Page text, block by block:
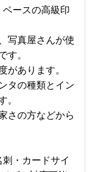
ースの高級印
写真屋さんが使
す。
があります。
タの種類とイン
。
さの方などから
・カードサイ